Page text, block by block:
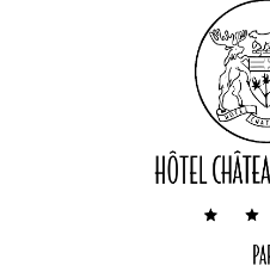
54 rue
+33 1 53